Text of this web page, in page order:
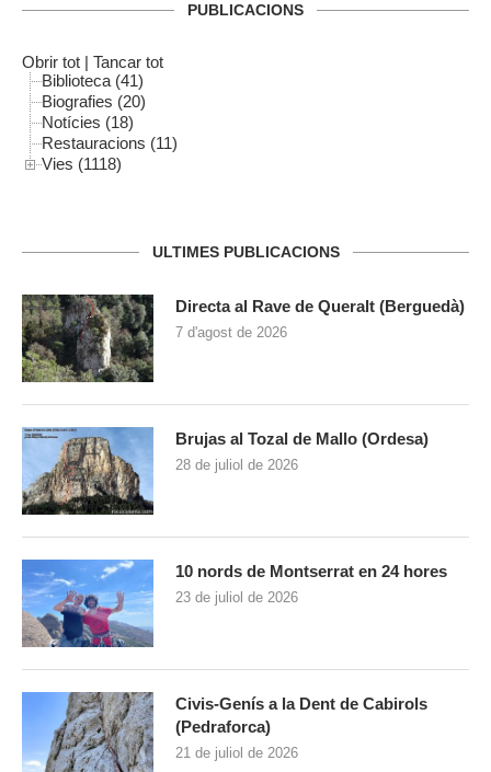
PUBLICACIONS
Obrir tot | Tancar tot
Biblioteca (41)
Biografies (20)
Notícies (18)
Restauracions (11)
Vies (1118)
ULTIMES PUBLICACIONS
Directa al Rave de Queralt (Berguedà)
7 d'agost de 2026
Brujas al Tozal de Mallo (Ordesa)
28 de juliol de 2026
10 nords de Montserrat en 24 hores
23 de juliol de 2026
Civis-Genís a la Dent de Cabirols
(Pedraforca)
21 de juliol de 2026